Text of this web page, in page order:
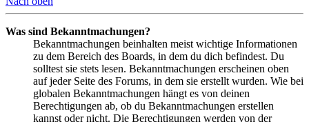
Was sind Bekanntmachungen?
Bekanntmachungen beinhalten meist wichtige Informationen
zu dem Bereich des Boards, in dem du dich befindest. Du
solltest sie stets lesen. Bekanntmachungen erscheinen oben
auf jeder Seite des Forums, in dem sie erstellt wurden. Wie bei
globalen Bekanntmachungen hängt es von deinen
Berechtigungen ab, ob du Bekanntmachungen erstellen
kannst oder nicht. Die Berechtigungen werden von der